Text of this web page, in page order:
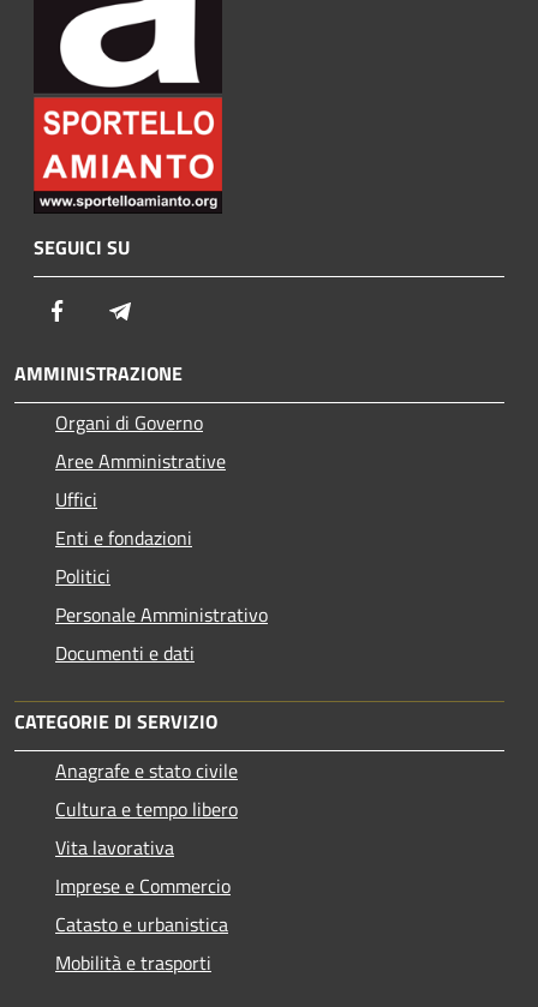
SEGUICI SU
Facebook
AMMINISTRAZIONE
Organi di Governo
Aree Amministrative
Uffici
Enti e fondazioni
Politici
Personale Amministrativo
Documenti e dati
CATEGORIE DI SERVIZIO
Anagrafe e stato civile
Cultura e tempo libero
Vita lavorativa
Imprese e Commercio
Catasto e urbanistica
Mobilità e trasporti